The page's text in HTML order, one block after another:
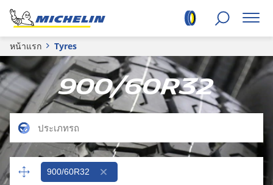
หน้าแรก Tyres
900/60R32
900/60R32